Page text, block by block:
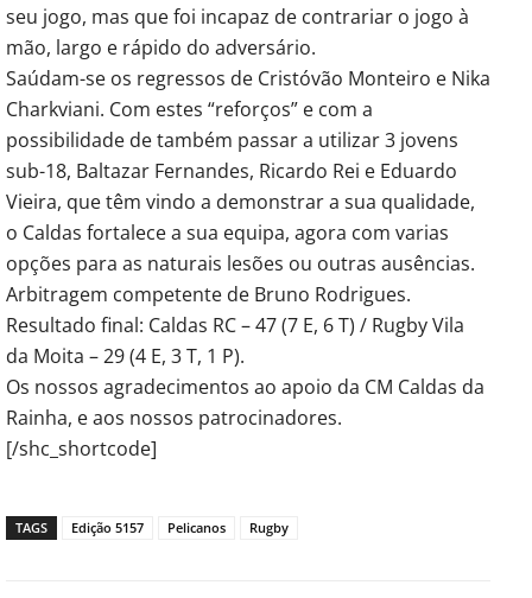
seu jogo, mas que foi incapaz de contrariar o jogo à
mão, largo e rápido do adversário.
Saúdam-se os regressos de Cristóvão Monteiro e Nika
Charkviani. Com estes “reforços” e com a
possibilidade de também passar a utilizar 3 jovens
sub-18, Baltazar Fernandes, Ricardo Rei e Eduardo
Vieira, que têm vindo a demonstrar a sua qualidade,
o Caldas fortalece a sua equipa, agora com varias
opções para as naturais lesões ou outras ausências.
Arbitragem competente de Bruno Rodrigues.
Resultado final: Caldas RC – 47 (7 E, 6 T) / Rugby Vila
da Moita – 29 (4 E, 3 T, 1 P).
Os nossos agradecimentos ao apoio da CM Caldas da
Rainha, e aos nossos patrocinadores.
[/shc_shortcode]
TAGS Edição 5157 Pelicanos Rugby